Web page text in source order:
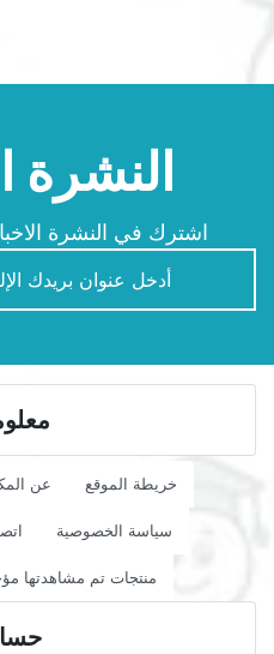
النشرة
اشترك في النشرة
newsletter
خريطة الموقع عن
سياسة الخصوصية
منتجات تم مشاهدتها